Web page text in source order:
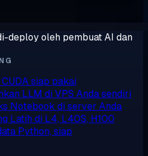
deploy oleh pembuat AI dan
siap pakai
LLM di VPS Anda sendiri
Notebook di server Anda
Latih di L4, L40S, H100
Python, siap